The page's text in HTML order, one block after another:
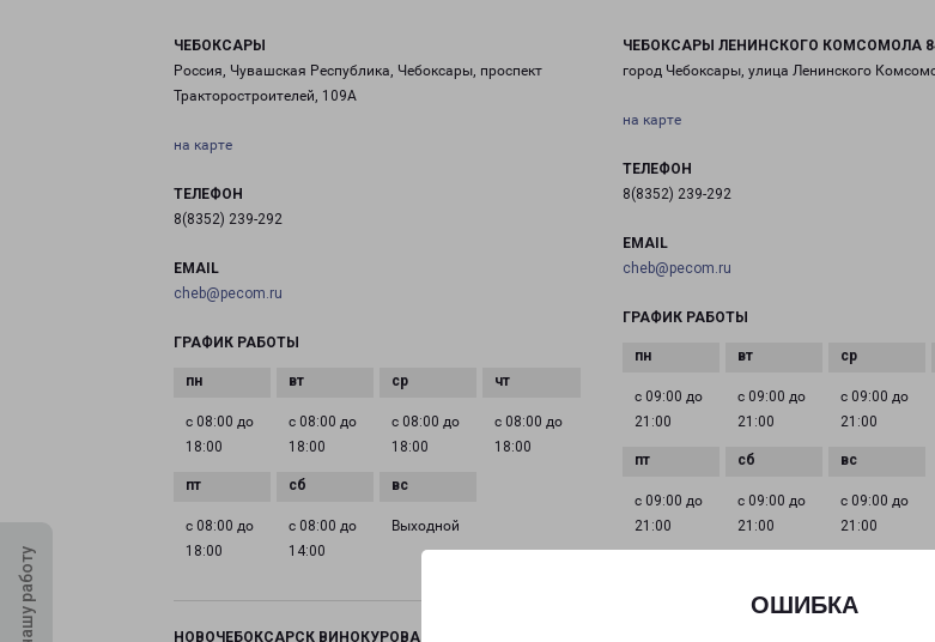
ОШИБКА
ЧЕБОКСАРЫ
Россия, Чувашская Республика, Чебоксары, проспект
Тракторостроителей, 109А
на карте
ТЕЛЕФОН
8(8352) 239-292
EMAIL
cheb@pecom.ru
ГРАФИК РАБОТЫ
с 08:00 до
18:00
с 08:00 до
18:00
с 08:00 до
18:00
с 08:00 до
18:00
с 08:00 до
18:00
с 08:00 до
14:00
Выходной
ЧЕБОКСАРЫ ЛЕНИНСКОГО КОМСОМОЛА
город Чебоксары, улица Ленинского
на карте
ТЕЛЕФОН
8(8352) 239-292
EMAIL
cheb@pecom.ru
ГРАФИК РАБОТЫ
с 09:00 до
21:00
с 09:00 до
21:00
с 09:00 до
21:00
с 09:00 до
21:00
с 09:00 до
21:00
с 09:00 до
21:00
НОВОЧЕБОКСАРСК ВИНОКУРОВА 99